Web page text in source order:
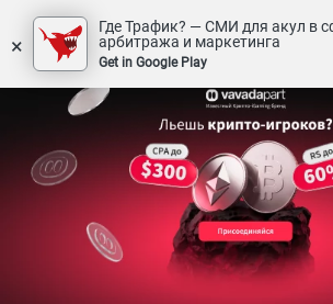
×
Где Трафик? — СМИ для акул в
арбитража и маркетинга
Get in Google Play